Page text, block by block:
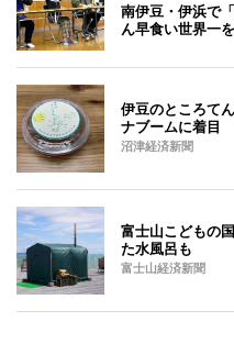
南伊豆・伊浜で
ん早食い世界一
伊豆のところて
ナブームに着目
沼津経済新聞
富士山こどもの
た水風呂も
富士山経済新聞